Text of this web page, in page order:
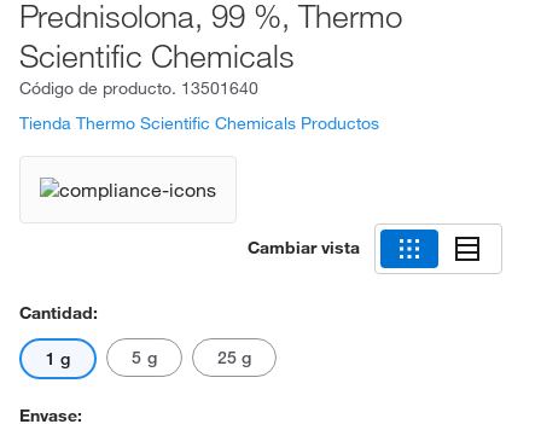
Prednisolona, 99 %, Thermo
Scientific Chemicals
Código de producto. 13501640
Tienda Thermo Scientific Chemicals Productos
Cambiar vista
Cantidad:
1 g 5 g 25 g
Envase: